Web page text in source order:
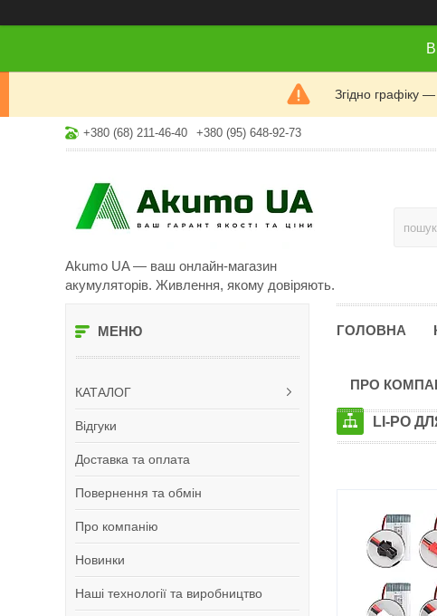
Згідно графіку
+380 (68) 211-46-40 +380 (95) 648-92-73
Akumo UA — ваш онлайн-магазин
акумуляторів. Живлення, якому довіряють.
КАТАЛОГ
Відгуки
Доставка та оплата
Повернення та обмін
Про компанію
Новинки
Наші технології та виробництво
ГОЛОВНА
ПРО
LI-PO